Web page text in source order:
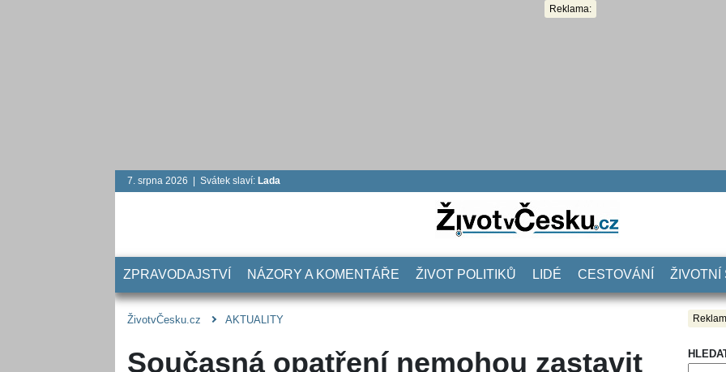
Reklama:
7. srpna 2026 | Svátek slaví: Lada
ZPRAVODAJSTVÍ NÁZORY A KOMENTÁŘE ŽIVOT POLITIKŮ LIDÉ CESTOVÁNÍ ŽIVOTNÍ
ŽivotvČesku.cz AKTUALITY
Současná opatření nemohou zastavit